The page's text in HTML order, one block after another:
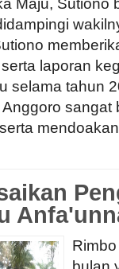
laporan
selama tahun
sangat